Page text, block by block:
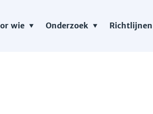
wie Onderzoek Richtlijnen